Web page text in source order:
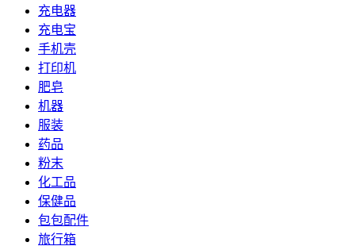
充电器
充电宝
手机壳
打印机
肥皂
机器
服装
药品
粉末
化工品
保健品
包包配件
旅行箱